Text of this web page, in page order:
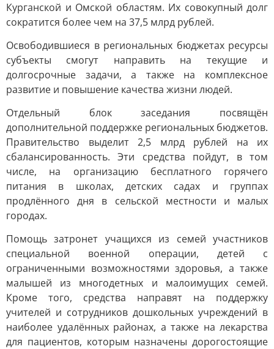
Курганской и Омской областям. Их совокупный долг
сократится более чем на 37,5 млрд рублей.
Освободившиеся в региональных бюджетах ресурсы
субъекты смогут направить на текущие и
долгосрочные задачи, а также на комплексное
развитие и повышение качества жизни людей.
Отдельный блок заседания посвящён
дополнительной поддержке региональных бюджетов.
Правительство выделит 2,5 млрд рублей на их
сбалансированность. Эти средства пойдут, в том
числе, на организацию бесплатного горячего
питания в школах, детских садах и группах
продлённого дня в сельской местности и малых
городах.
Помощь затронет учащихся из семей участников
специальной военной операции, детей с
ограниченными возможностями здоровья, а также
малышей из многодетных и малоимущих семей.
Кроме того, средства направят на поддержку
учителей и сотрудников дошкольных учреждений в
наиболее удалённых районах, а также на лекарства
для пациентов, которым назначены дорогостоящие